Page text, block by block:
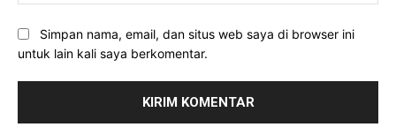
Simpan nama, email, dan situs web saya di browser ini
untuk lain kali saya berkomentar.